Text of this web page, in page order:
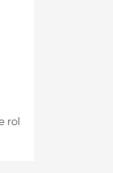
rol